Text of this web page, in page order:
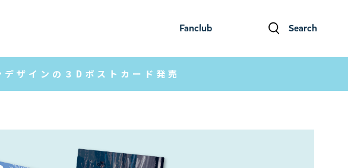
Fanclub Search
ザインの３Dポストカード発売